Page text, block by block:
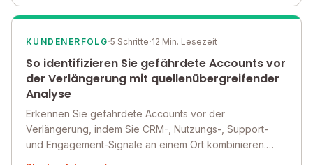
KUNDENERFOLG·5 Schritte·12 Min. Lesezeit
So identifizieren Sie gefährdete Accounts vor
der Verlängerung mit quellenübergreifender
Analyse
Erkennen Sie gefährdete Accounts vor der
Verlängerung, indem Sie CRM-, Nutzungs-, Support-
und Engagement-Signale an einem Ort kombinieren.